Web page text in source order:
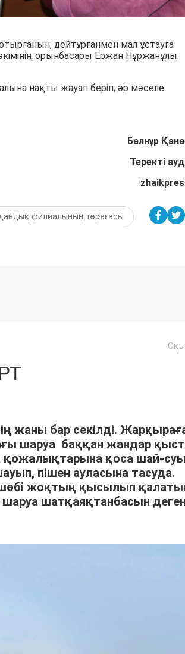
дейтұрғанмен мал ұстауға
орынбасары Ержан Нұржанұлы
нақты жауап беріп, әр мәселе
Балнұр
Теректі
филиалының төрағасы
жаны бар секілді.
шаруа баққан жандар
қожалықтарына қоса шай-
пішен ауласына тасуда.
шөбі жоқтың қысылып
шатқаяқтанбасын